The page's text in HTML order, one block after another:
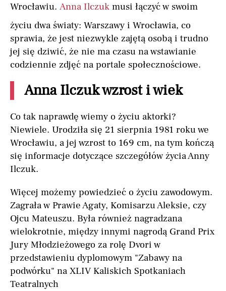
Wrocławiu. Anna Ilczuk musi łączyć w swoim
życiu dwa światy: Warszawy i Wrocławia, co
sprawia, że jest niezwykle zajętą osobą i trudno
jej się dziwić, że nie ma czasu na wstawianie
codziennie zdjęć na portale społecznościowe.
Anna Ilczuk wzrost i wiek
Co tak naprawdę wiemy o życiu aktorki?
Niewiele. Urodziła się 21 sierpnia 1981 roku we
Wrocławiu, a jej wzrost to 169 cm, na tym kończą
się informacje dotyczące szczegółów życia Anny
Ilczuk.
Więcej możemy powiedzieć o życiu zawodowym.
Zagrała w Prawie Agaty, Komisarzu Aleksie, czy
Ojcu Mateuszu. Była również nagradzana
wielokrotnie, między innymi nagrodą Grand Prix
Jury Młodzieżowego za rolę Dvori w
przedstawieniu dyplomowym "Zabawy na
podwórku" na XLIV Kaliskich Spotkaniach
Teatralnych